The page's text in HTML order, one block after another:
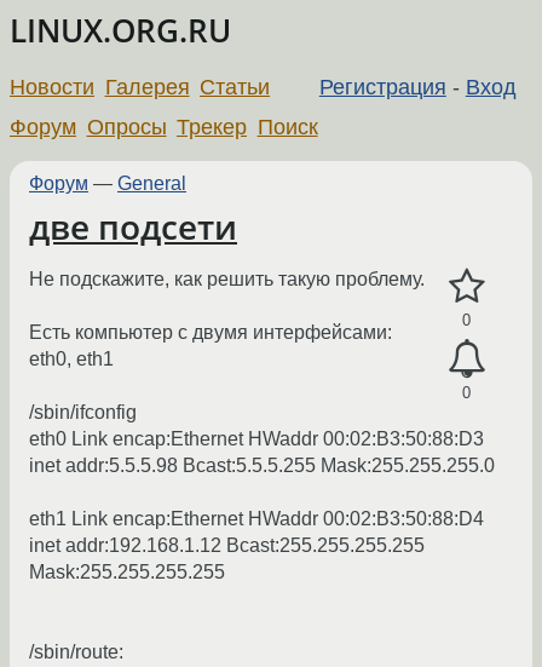
LINUX.ORG.RU
Регистрация - Вход
Новости Галерея Статьи
Форум Опросы Трекер Поиск
Форум — General
две подсети
0
0
Не подскажите, как решить такую проблему.
Есть компьютер с двумя интерфейсами:
eth0, eth1
/sbin/ifconfig
eth0 Link encap:Ethernet HWaddr 00:02:B3:50:88:D3
inet addr:5.5.5.98 Bcast:5.5.5.255 Mask:255.255.255.0
eth1 Link encap:Ethernet HWaddr 00:02:B3:50:88:D4
inet addr:192.168.1.12 Bcast:255.255.255.255
Mask:255.255.255.255
/sbin/route: